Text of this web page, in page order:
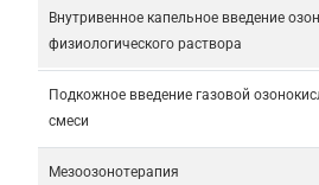
Внутривенное капельное введение
физиологического раствора
Подкожное введение газовой
смеси
Мезоозонотерапия